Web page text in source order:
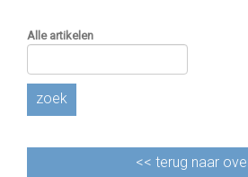
Alle artikelen
zoek
<< terug naar